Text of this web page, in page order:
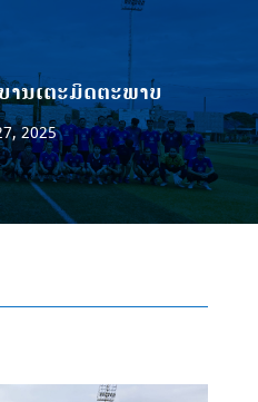
ນເຕະມິດຕະພາບ
2025